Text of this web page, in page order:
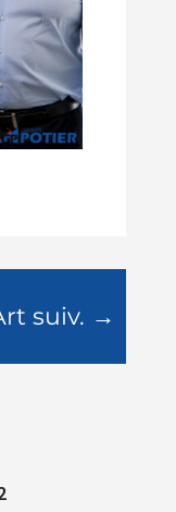
suiv. →